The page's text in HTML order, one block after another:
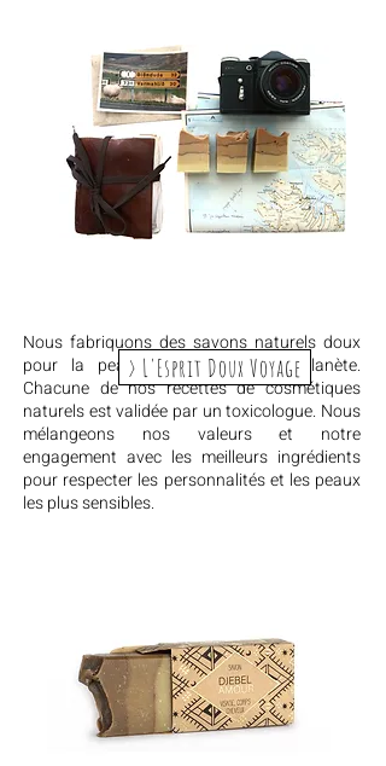
Nous fabriquons des savons naturels doux
pour la peau et bons pour la planète.
Chacune de nos recettes de cosmétiques
naturels est validée par un toxicologue. Nous
mélangeons nos valeurs et notre
engagement avec les meilleurs ingrédients
pour respecter les personnalités et les peaux
les plus sensibles.
> L'Esprit Doux Voyage